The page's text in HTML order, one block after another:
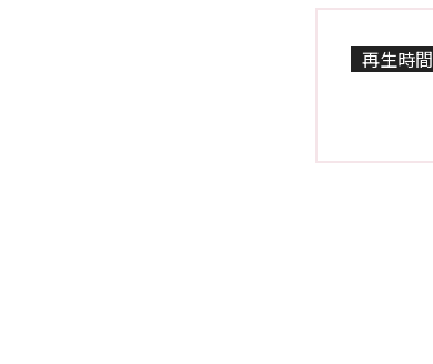
再生時間